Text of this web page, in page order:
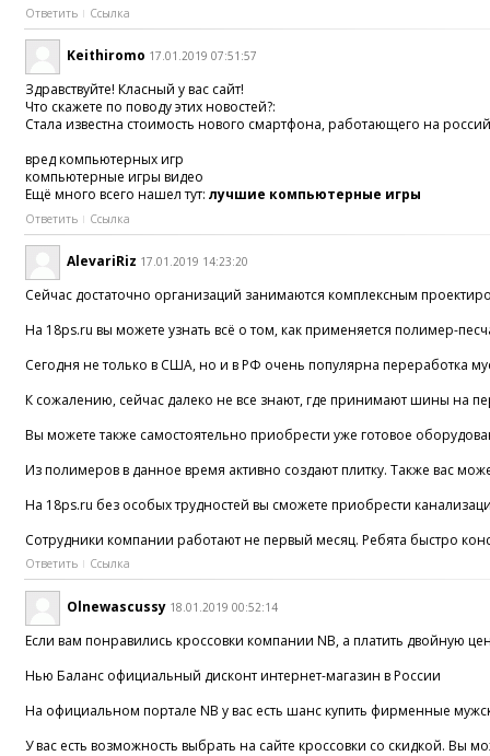
Ответить Ссылка
Keithiromo 17.01.2019 07:51:57
Здравствуйте! Класный у вас сайт!
Что скажете по поводу этих новостей?:
Стала известна стоимость нового смартфона, работающего на
вред компьютерных игр
компьютерные игры видео
Ещё много всего нашел тут:лучшие компьютерные игры
Ответить Ссылка
AlevariRiz 17.01.2019 14:23:20
Сейчас достаточно организаций занимаются комплексным
На 18ps.ru вы можете узнать всё о том, как применяется полимер-
Сегодня не только в США, но и в РФ очень популярна переработка
К сожалению, сейчас далеко не все знают, где принимают шины на
Вы можете также самостоятельно приобрести уже готовое
Из полимеров в данное время активно создают плитку. Также вас
На 18ps.ru без особых трудностей вы сможете приобрести
Сотрудники компании работают не первый месяц. Ребята быстро
Ответить Ссылка
Olnewascussy 18.01.2019 00:52:14
Если вам понравились кроссовки компании NB, а платить двойную
Нью Баланс официальный дисконт интернет-магазин в России
На официальном портале NB у вас есть шанс купить фирменные
У вас есть возможность выбрать на сайте кроссовки со скидкой. Вы